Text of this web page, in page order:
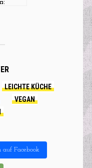
LEICHTE KÜCHE
VEGAN
auf Facebook